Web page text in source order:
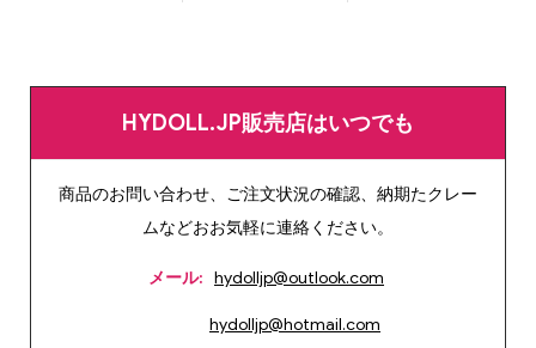
HYDOLL.JP販売店はいつでも
商品のお問い合わせ、ご注文状況の確認、納期たクレー
ムなどおお気軽に連絡ください。
メール: hydolljp@outlook.com
hydolljp@hotmail.com